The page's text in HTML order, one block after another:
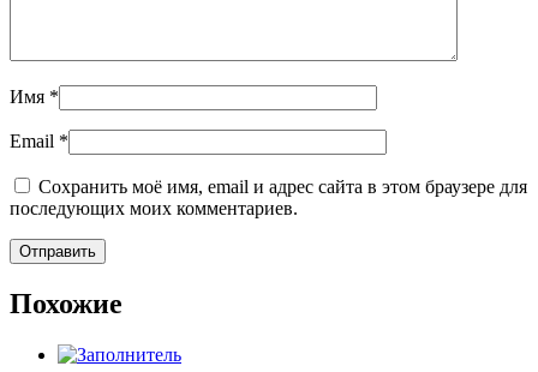
Имя *
Email *
Сохранить моё имя, email и адрес сайта в этом браузере для
последующих моих комментариев.
Похожие